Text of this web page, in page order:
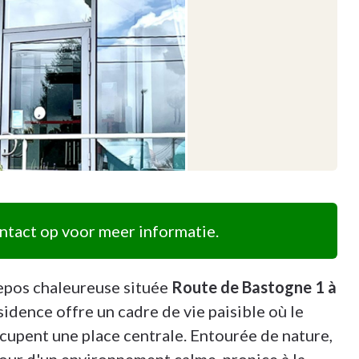
op voor meer informatie.
chaleureuse située Route de Bastogne 1 à
offre un cadre de vie paisible où le
une place centrale. Entourée de nature,